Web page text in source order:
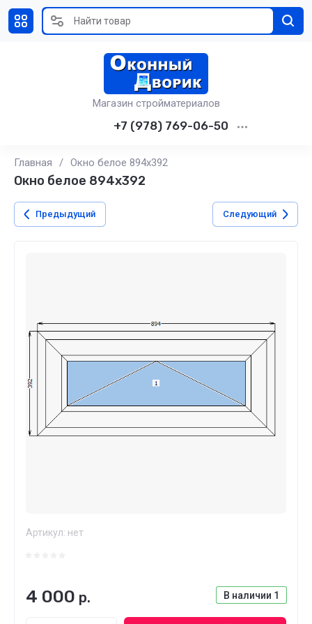
Магазин стройматериалов
+7 (978) 769-06-50
Главная / Окно белое 894х392
Окно белое 894х392
Предыдущий Следующий
Артикул: нет
В наличии 1
4 000 р.